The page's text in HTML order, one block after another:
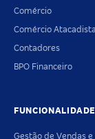
Comércio
Comércio Atacadista
Contadores
BPO Financeiro
Gestão de Vendas e